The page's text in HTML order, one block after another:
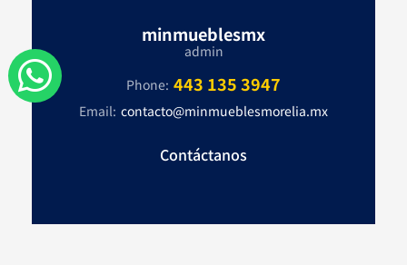
W
h
s
minmueblesmx
admin
Phone: 443 135 3947
Email: contacto@minmueblesmorelia.mx
Contáctanos